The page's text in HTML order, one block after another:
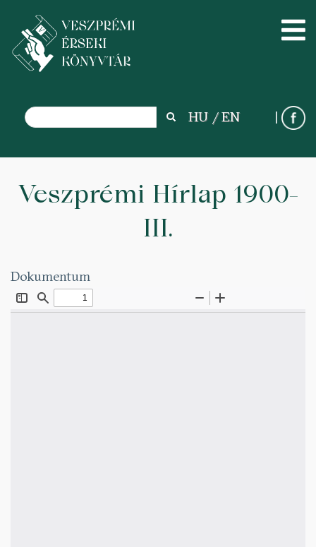
tartalomra
Search
Search HU EN
Veszprémi Hírlap 1900-
III.
Dokumentum